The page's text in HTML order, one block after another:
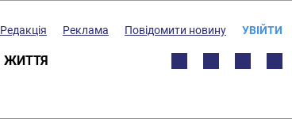
Редакція Реклама Повідомити новину УВІЙТИ
ЖИТТЯ